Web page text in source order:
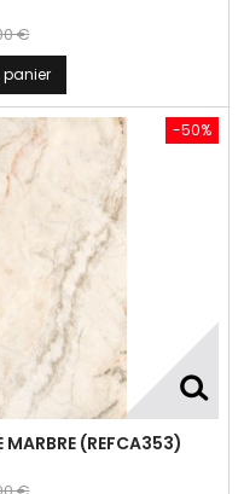
€
panier
MARBRE (REFCA353)
-50%